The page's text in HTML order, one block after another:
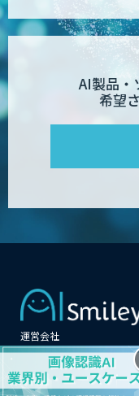
AI製品・
希望
運営会社
よくある質問
メールマガジン登録